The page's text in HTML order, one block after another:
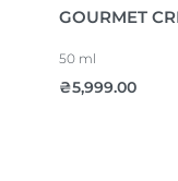
GOURMET
50 ml
₴5,999.00